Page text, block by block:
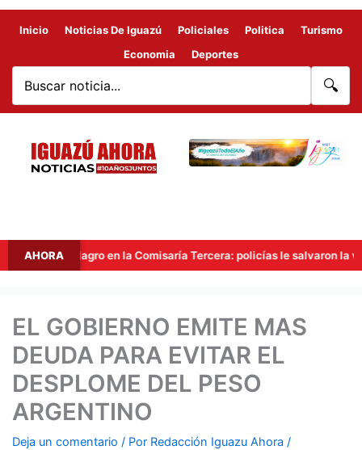
Inicio Noticias De Iguazú Policiales Politica
Turismo
Economia
Deportes
🔍
AHORA
Milagro en la Comisaría Tercera: policías le salvaron la vida a un
EL GOBIERNO EMITE MAS
DEUDA PARA EVITAR EL
DESPLOME DEL PESO
ARGENTINO
Deja un comentario / Por Redacción Iguazu Ahora /